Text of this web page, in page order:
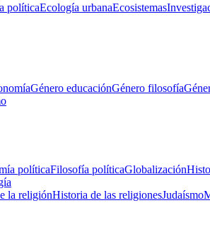
políticaEcología urbanaEcosistemas
Género educaciónGénero filosofía
políticaFilosofía políticaGlobalización
la religiónHistoria de las religionesJudaísmo